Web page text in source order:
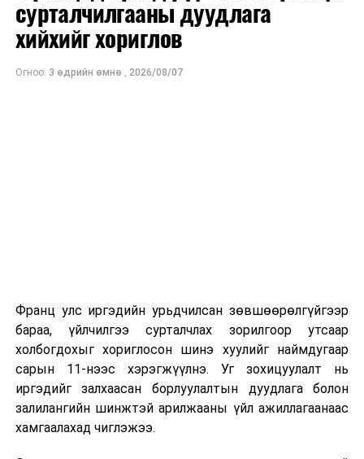
2026 оны 8 дугаар сарын 17–28-ны өдрүүдэд
E-Mongolia системээр бүртгэнэ.
2026 оны 9 дүгээр сарын 13-наас оюутнуудыг
дотуур байранд оруулж эхэлнэ.
Сургууль, цэцэрлэгийн үйл ажиллагааны
зохицуулалт
2026 оны 8 дугаар сарын 17–28-ны өдрүүдэд
сурталчилгааны дуудлага
хийхийг хориглов
Огноо: 3 өдрийн өмнө , 2026/08/07
Франц улс иргэдийн урьдчилсан зөвшөөрөлгүйгээр
бараа, үйлчилгээ сурталчлах зорилгоор утсаар
холбогдохыг хориглосон шинэ хуулийг наймдугаар
сарын 11-нээс хэрэгжүүлнэ. Уг зохицуулалт нь
иргэдийг залхаасан борлуулалтын дуудлага болон
залилангийн шинжтэй арилжааны үйл ажиллагаанаас
хамгаалахад чиглэжээ.